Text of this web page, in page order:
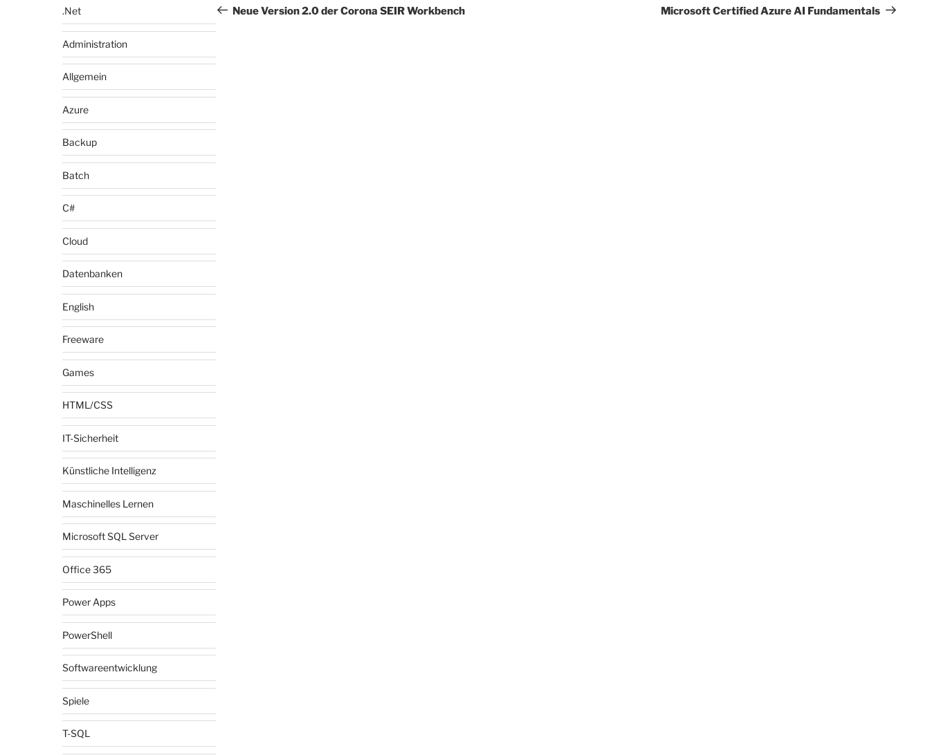
Beitrag
Neue Version 2.0 der Corona SEIR Workbench
Beitrag
Microsoft Certified Azure AI Fundamentals
.Net
Administration
Allgemein
Azure
Backup
Batch
C#
Cloud
Datenbanken
English
Freeware
Games
HTML/CSS
IT-Sicherheit
Künstliche Intelligenz
Maschinelles Lernen
Microsoft SQL Server
Office 365
Power Apps
PowerShell
Softwareentwicklung
Spiele
T-SQL